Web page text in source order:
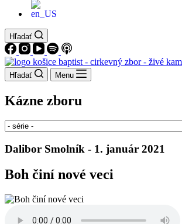
Hľadať
Hľadať Menu
Kázne zboru
Dalibor Smolník - 1. január 2021
Boh činí nové veci